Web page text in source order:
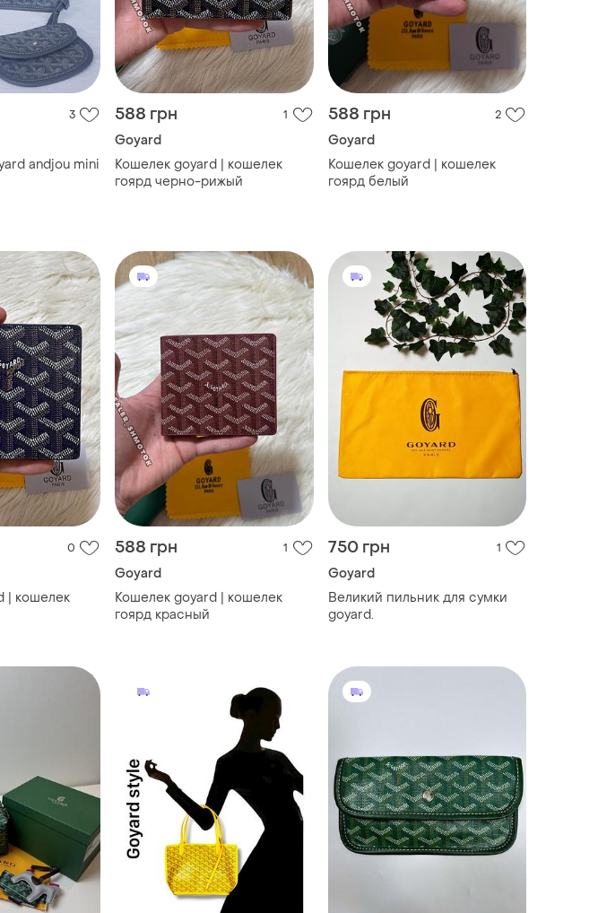
3
andjou mini
588 грн 1
Goyard
Кошелек goyard | кошелек
гоярд черно-рижый
588 грн 2
Goyard
Кошелек goyard | кошелек
гоярд белый
0
| кошелек
588 грн 1
Goyard
Кошелек goyard | кошелек
гоярд красный
750 грн 1
Goyard
Великий пильник для сумки
goyard.